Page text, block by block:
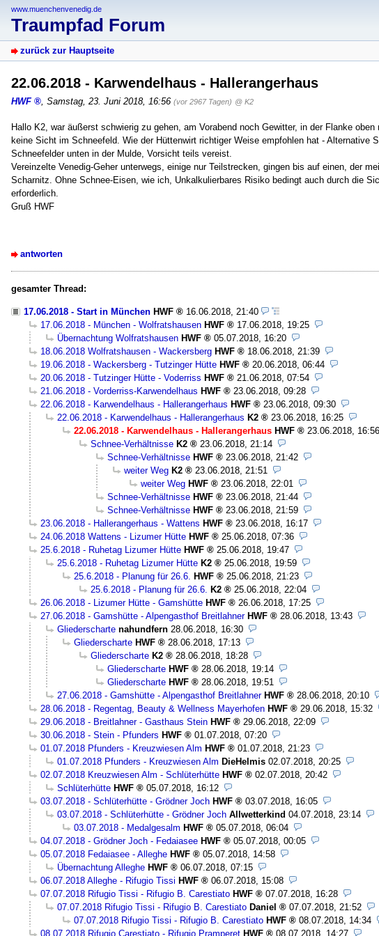
www.muenchenvenedig.de
Traumpfad Forum
zurück zur Hauptseite
22.06.2018 - Karwendelhaus - Hallerangerhaus
HWF , Samstag, 23. Juni 2018, 16:56 (vor 2967 Tagen) @ K2
Hallo K2, war äußerst schwierig zu gehen, am Vorabend noch Gewitter, in der Flanke
keine Sicht im Schneefeld. Wie der Hüttenwirt richtiger Weise empfohlen hat - Alternative
Schneefelder unten in der Mulde, Vorsicht teils vereist.
Vereinzelte Venedig-Geher unterwegs, einige nur Teilstrecken, gingen bis auf einen, der
Scharnitz. Ohne Schnee-Eisen, wie ich, Unkalkulierbares Risiko bedingt auch durch die
erforderlich.
Gruß HWF
antworten
gesamter Thread:
17.06.2018 - Start in München HWF
16.06.2018, 21:40
17.06.2018 - München - Wolfratshausen HWF
17.06.2018, 19:25
Übernachtung Wolfratshausen HWF
05.07.2018, 16:20
18.06.2018 Wolfratshausen - Wackersberg HWF
18.06.2018, 21:39
19.06.2018 - Wackersberg - Tutzinger Hütte HWF
20.06.2018, 06:44
20.06.2018 - Tutzinger Hütte - Voderriss HWF
21.06.2018, 07:54
21.06.2018 - Vorderriss-Karwendelhaus HWF
23.06.2018, 09:28
22.06.2018 - Karwendelhaus - Hallerangerhaus HWF
23.06.2018, 09:30
22.06.2018 - Karwendelhaus - Hallerangerhaus K2
23.06.2018, 16:25
22.06.2018 - Karwendelhaus - Hallerangerhaus HWF
23.06.2018, 16:56
Schnee-Verhältnisse K2
23.06.2018, 21:14
Schnee-Verhältnisse HWF
23.06.2018, 21:42
weiter Weg K2
23.06.2018, 21:51
weiter Weg HWF
23.06.2018, 22:01
Schnee-Verhältnisse HWF
23.06.2018, 21:44
Schnee-Verhältnisse HWF
23.06.2018, 21:59
23.06.2018 - Hallerangerhaus - Wattens HWF
23.06.2018, 16:17
24.06.2018 Wattens - Lizumer Hütte HWF
25.06.2018, 07:36
25.6.2018 - Ruhetag Lizumer Hütte HWF
25.06.2018, 19:47
25.6.2018 - Ruhetag Lizumer Hütte K2
25.06.2018, 19:59
25.6.2018 - Planung für 26.6. HWF
25.06.2018, 21:23
25.6.2018 - Planung für 26.6. K2
25.06.2018, 22:04
26.06.2018 - Lizumer Hütte - Gamshütte HWF
26.06.2018, 17:25
27.06.2018 - Gamshütte - Alpengasthof Breitlahner HWF
28.06.2018, 13:43
Gliederscharte nahundfern 28.06.2018, 16:30
Gliederscharte HWF
28.06.2018, 17:13
Gliederscharte K2
28.06.2018, 18:28
Gliederscharte HWF
28.06.2018, 19:14
Gliederscharte HWF
28.06.2018, 19:51
27.06.2018 - Gamshütte - Alpengasthof Breitlahner HWF
28.06.2018, 20:10
28.06.2018 - Regentag, Beauty & Wellness Mayerhofen HWF
29.06.2018, 15:32
29.06.2018 - Breitlahner - Gasthaus Stein HWF
29.06.2018, 22:09
30.06.2018 - Stein - Pfunders HWF
01.07.2018, 07:20
01.07.2018 Pfunders - Kreuzwiesen Alm HWF
01.07.2018, 21:23
01.07.2018 Pfunders - Kreuzwiesen Alm DieHelmis 02.07.2018, 20:25
02.07.2018 Kreuzwiesen Alm - Schlüterhütte HWF
02.07.2018, 20:42
Schlüterhütte HWF
05.07.2018, 16:12
03.07.2018 - Schlüterhütte - Grödner Joch HWF
03.07.2018, 16:05
03.07.2018 - Schlüterhütte - Grödner Joch Allwetterkind 04.07.2018, 23:14
03.07.2018 - Medalgesalm HWF
05.07.2018, 06:04
04.07.2018 - Grödner Joch - Fedaiasee HWF
05.07.2018, 00:05
05.07.2018 Fedaiasee - Alleghe HWF
05.07.2018, 14:58
Übernachtung Alleghe HWF
06.07.2018, 07:15
06.07.2018 Alleghe - Rifugio Tissi HWF
06.07.2018, 15:08
07.07.2018 Rifugio Tissi - Rifugio B. Carestiato HWF
07.07.2018, 16:28
07.07.2018 Rifugio Tissi - Rifugio B. Carestiato Daniel
07.07.2018, 21:52
07.07.2018 Rifugio Tissi - Rifugio B. Carestiato HWF
08.07.2018, 14:34
08.07.2018 Rifugio Carestiato - Rifugio Pramperet HWF 08.07.2018, 14:27